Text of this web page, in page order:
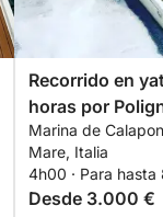
Recorrido en
horas por
Marina de
Mare, Italia
4h00 · Para hasta
Desde 3.000 €